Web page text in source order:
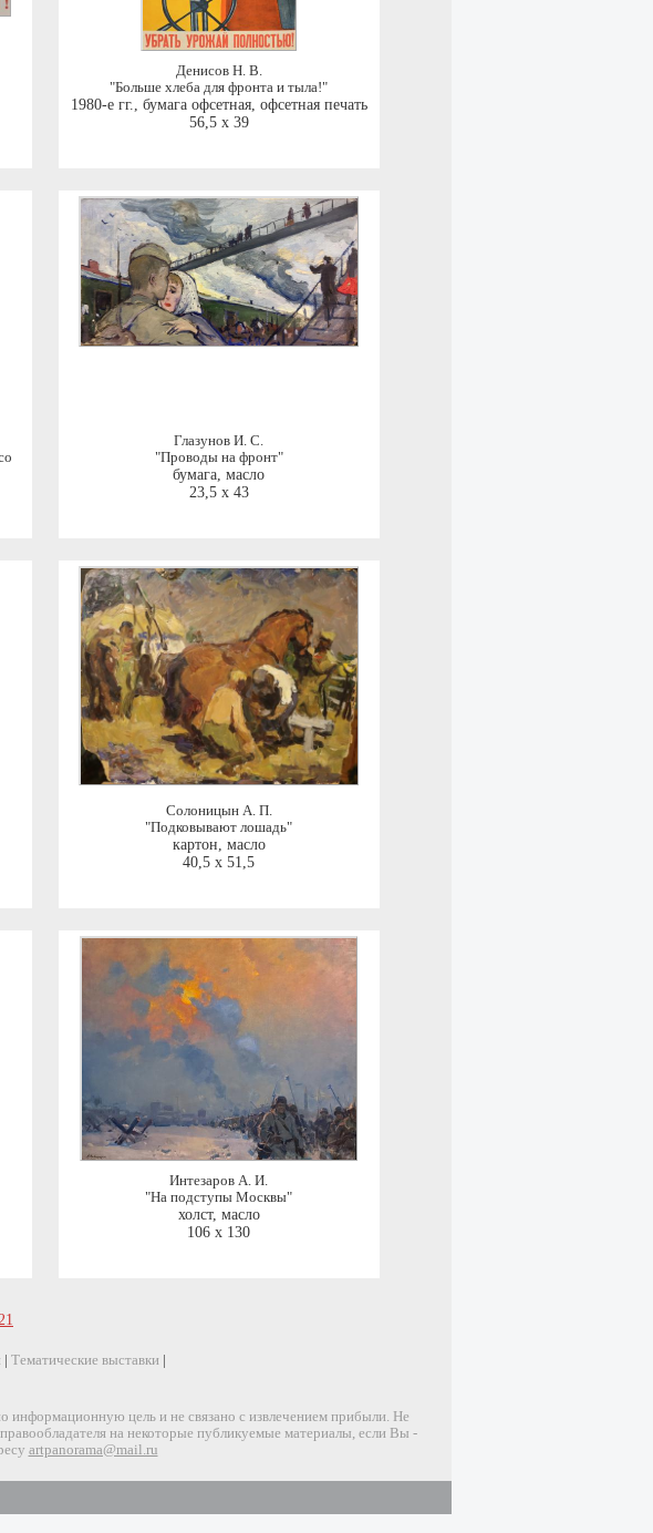
Денисов Н. В.
"Больше хлеба для фронта и тыла!"
1980-е гг., бумага офсетная, офсетная печать
56,5 x 39
Глазунов И. С.
"Проводы на фронт"
бумага, масло
23,5 x 43
Солоницын А. П.
"Подковывают лошадь"
картон, масло
40,5 x 51,5
Интезаров А. И.
"На подступы Москвы"
холст, масло
106 x 130
Тематические выставки
информационную цель и не связано с извлечением прибыли. Не
на некоторые публикуемые материалы, если Вы -
artpanorama@mail.ru